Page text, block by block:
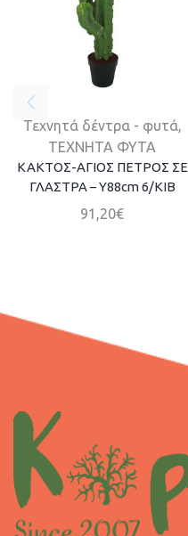
Τεχνητά δέντρα - φυτά,
ΤΕΧΝΗΤΑ ΦΥΤΑ
ΚΑΚΤΟΣ-ΑΓΙΟΣ ΠΕΤΡΟΣ ΣΕ
ΓΛΑΣΤΡΑ – Υ88cm 6/ΚΙΒ
91,20€